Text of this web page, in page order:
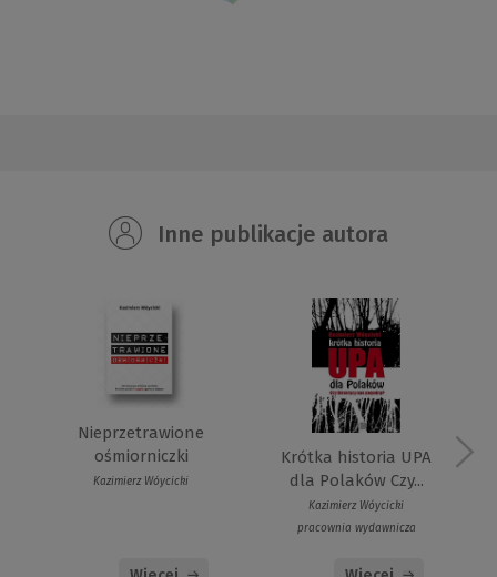
Inne publikacje autora
Nieprzetrawione
ośmiorniczki
Kazimierz Wóycicki
Krótka historia UPA
dla Polaków Czy...
Kazimierz Wóycicki
pracownia wydawnicza